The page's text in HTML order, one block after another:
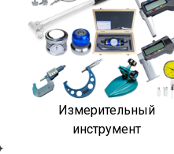
Измерительный
инструмент